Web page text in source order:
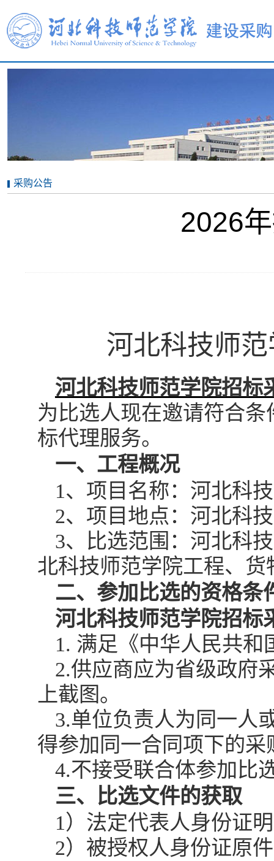
采购公告
2026
河北科技师
河北科技师范学院招标
为比选人现在邀请符合
标代理服务。
一、工程概况
1、项目名称：河北科
2、项目地点：河北科
3、比选范围：河北科
北科技师范学院工程、
二、参加比选的资格条
河北科技师范学院招标
1. 满足《中华人民共和
2.供应商应为省级政府
上截图。
3.单位负责人为同一人
得参加同一合同项下的采
4.不接受联合体参加比
三、比选文件的获取
1） 法定代表人身份证
2） 被授权人身份证原